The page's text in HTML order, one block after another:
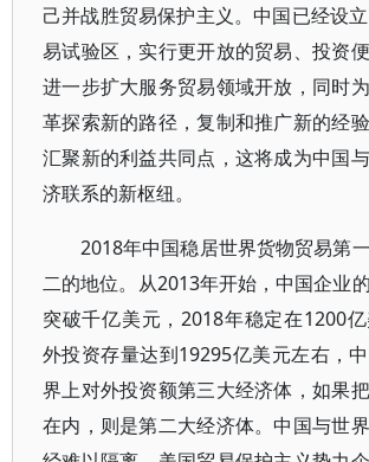
己并战胜贸易保护主义。中国已经设
易试验区，实行更开放的贸易、投资
进一步扩大服务贸易领域开放，同时
革探索新的路径，复制和推广新的经
汇聚新的利益共同点，这将成为中国
济联系的新枢纽。
2018年中国稳居世界货物贸易第
二的地位。从2013年开始，中国企业
突破千亿美元，2018年稳定在1200
外投资存量达到19295亿美元左右，
界上对外投资额第三大经济体，如果
在内，则是第二大经济体。中国与世